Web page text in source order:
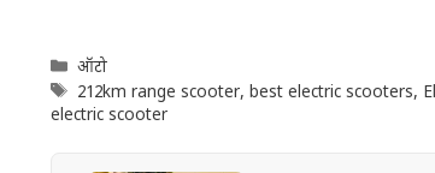
Categories
ऑटो
Tags
212km range scooter, best electric scooters,
electric scooter